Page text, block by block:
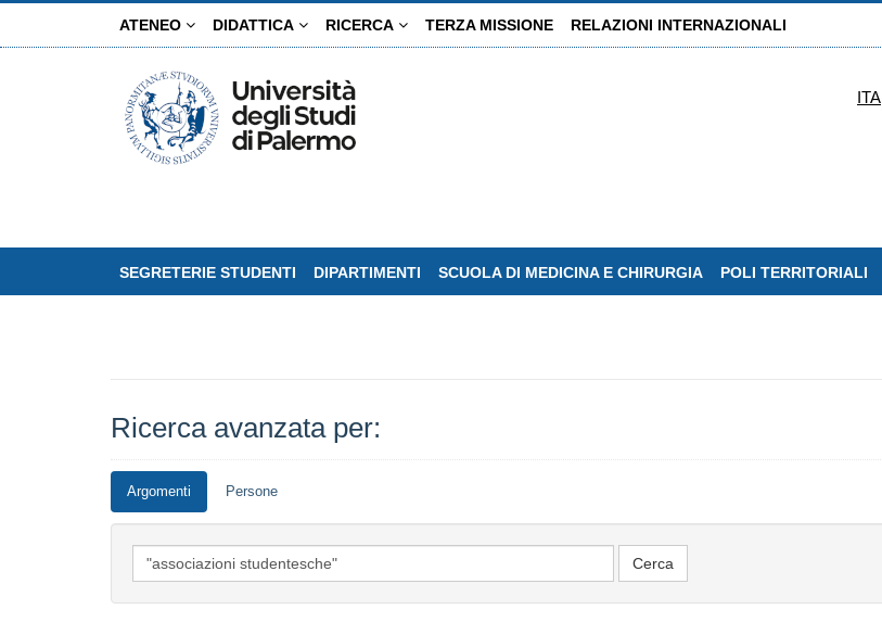
ATENEO DIDATTICA RICERCA TERZA MISSIONE RELAZIONI INTERNAZIONALI
ITA
SEGRETERIE STUDENTI DIPARTIMENTI SCUOLA DI MEDICINA E CHIRURGIA POLI TERRITORIALI
Ricerca avanzata per:
Argomenti Persone